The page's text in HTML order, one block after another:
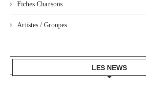
Fiches Chansons
Artistes / Groupes
LES NEWS